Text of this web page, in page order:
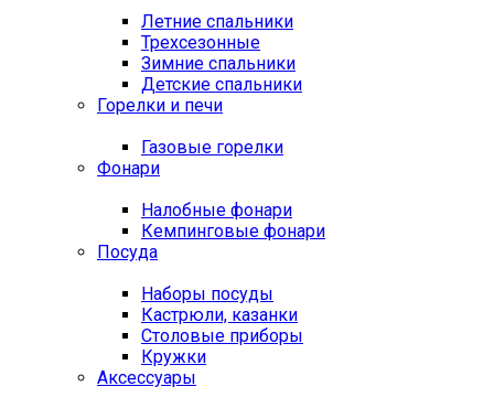
Летние спальники
Трехсезонные
Зимние спальники
Детские спальники
Горелки и печи
Газовые горелки
Фонари
Налобные фонари
Кемпинговые фонари
Посуда
Наборы посуды
Кастрюли, казанки
Столовые приборы
Кружки
Аксессуары